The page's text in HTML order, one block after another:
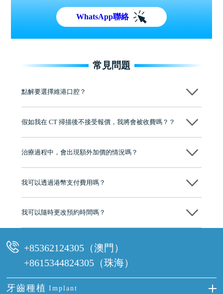
WhatsApp聯絡
常見問題
點解要選擇維港口腔？
牌」、「2025香港企業領袖品牌」，是諾貝爾種植系統全球放心植牙中
至今已服務超過三十個國家和地區的顧客，受到粵港澳大灣區及周邊城
有咨詢及服務保障中心，有任何問題都可以隨時預約免費咨詢，讓人十
假如我在 CT 掃描後不接受報價，我將會被收費嗎？？
治療過程中，會出現額外加價的情況嗎？
我可以透過港幣支付費用嗎？
可以。維港口腔會按照當日匯率轉算收取費用，而匯率會及時告知客人
我可以隨時更改預約時間嗎？
+85362124305（澳門）
+8615344824305（珠海）
牙齒種植 Implant